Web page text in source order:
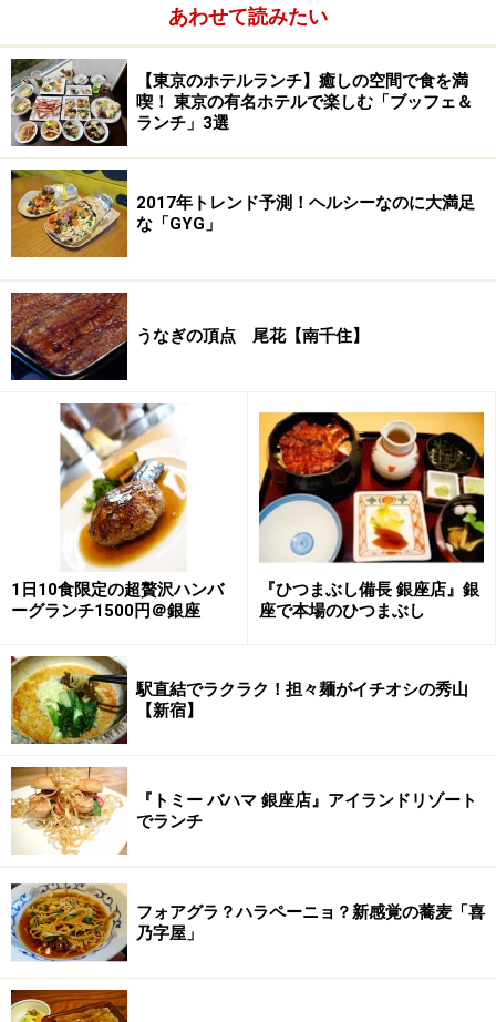
もう1種はとんこつダシ
。とんこつをベースに鶏ガラや
野菜をふんだんに加えてじっくり煮込んだ特製のおダシ
です。ともすると脂っこくなりがちなとんこつスープを
鶏ガラや野菜を加えることによって旨味を残しながらも
お茶漬けに合うように軽い味わいに仕上げてあります。
スープを決めたらお次はトッピングとおかずを撰びまし
ょう。
次のページで詳しくご紹介します。
※記事内容は執筆時点のものです。最新の内容をご確認くださ
い。
※メニューや料金などのデータは、取材時または記事公開時点で
の内容です。
3 次のページへ
あわせて読みたい
【東京のホテルランチ】癒しの空間で食を満
喫！ 東京の有名ホテルで楽しむ「ブッフェ＆
ランチ」3選
2017年トレンド予測！ヘルシーなのに大満足
な「GYG」
うなぎの頂点 尾花【南千住】
1日10食限定の超贅沢ハンバ
ーグランチ1500円＠銀座
『ひつまぶし備長 銀座店』銀
座で本場のひつまぶし
駅直結でラクラク！担々麺がイチオシの秀山
【新宿】
『トミー バハマ 銀座店』アイランドリゾート
でランチ
フォアグラ？ハラペーニョ？新感覚の蕎麦「喜
乃字屋」